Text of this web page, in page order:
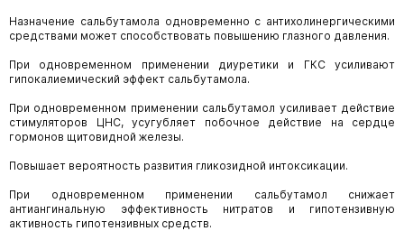
Назначение сальбутамола одновременно с антихолинергическими
средствами может способствовать повышению глазного давления.
При одновременном применении диуретики и ГКС усиливают
гипокалиемический эффект сальбутамола.
При одновременном применении сальбутамол усиливает действие
стимуляторов ЦНС, усугубляет побочное действие на сердце
гормонов щитовидной железы.
Повышает вероятность развития гликозидной интоксикации.
При одновременном применении сальбутамол снижает
антиангинальную эффективность нитратов и гипотензивную
активность гипотензивных средств.